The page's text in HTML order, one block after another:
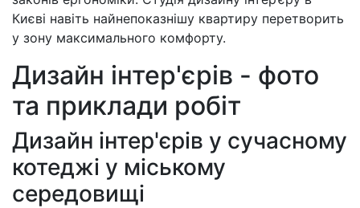
Києві навіть найнепоказнішу квартиру перетворить
у зону максимального комфорту.
Дизайн інтер'єрів - фото
та приклади робіт
Дизайн інтер'єрів у сучасному
котеджі у міському
середовищі